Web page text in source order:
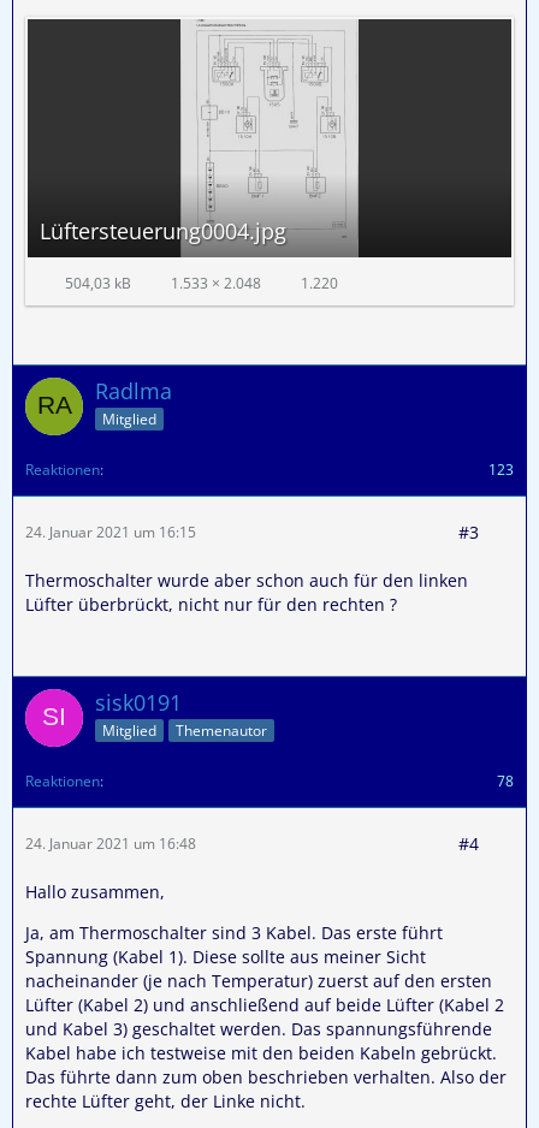
Lüftersteuerung0004.jpg
504,03 kB 1.533 × 2.048 1.220
Radlma
Mitglied
Reaktionen 123
24. Januar 2021 um 16:15 #3
Thermoschalter wurde aber schon auch für den linken
Lüfter überbrückt, nicht nur für den rechten ?
sisk0191
Mitglied Themenautor
Reaktionen 78
24. Januar 2021 um 16:48 #4
Hallo zusammen,
Ja, am Thermoschalter sind 3 Kabel. Das erste führt
Spannung (Kabel 1). Diese sollte aus meiner Sicht
nacheinander (je nach Temperatur) zuerst auf den ersten
Lüfter (Kabel 2) und anschließend auf beide Lüfter (Kabel 2
und Kabel 3) geschaltet werden. Das spannungsführende
Kabel habe ich testweise mit den beiden Kabeln gebrückt.
Das führte dann zum oben beschrieben verhalten. Also der
rechte Lüfter geht, der Linke nicht.